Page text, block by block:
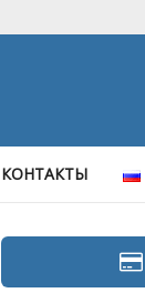
КОНТАКТЫ